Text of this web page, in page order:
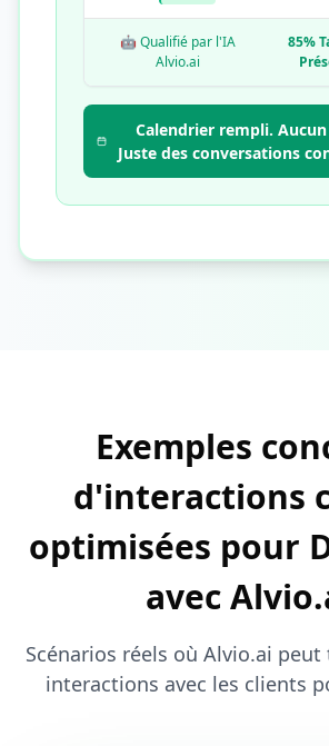
🤖 Qualifié par l'IA
Alvio.ai
85%
Calendrier rempli.
Juste des conversations
Exemples
d'interactions
optimisées pour
avec
Scénarios réels où Alvio.ai
interactions avec les clients